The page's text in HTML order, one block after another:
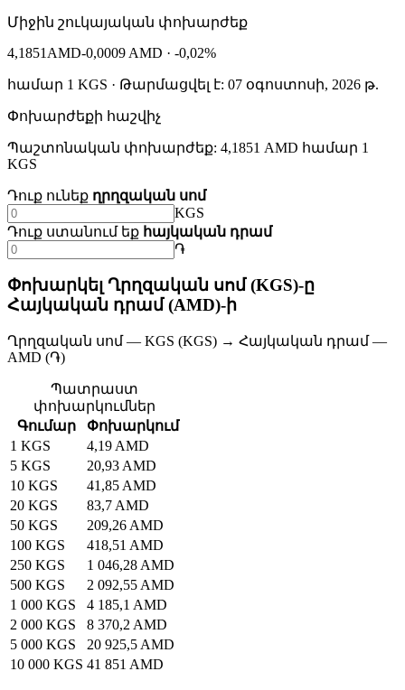
Միջին շուկայական փոխարժեք
4,1851 AMD-0,0009 AMD · -0,02%
համար 1 KGS · Թարմացվել է: 07 օգոստոսի, 2026 թ.
Փոխարժեքի հաշվիչ
Պաշտոնական փոխարժեք: 4,1851 AMD համար 1
KGS
Դուք ունեք ղրղզական սոմ
KGS
Դուք ստանում եք հայկական դրամ
֏
Փոխարկել Ղրղզական սոմ (KGS)-ը
Հայկական դրամ (AMD)-ի
Ղրղզական սոմ — KGS (KGS) → Հայկական դրամ —
AMD (֏)
Պատրաստ
փոխարկումներ
Գումար
Փոխարկում
1 KGS
4,19 AMD
5 KGS
20,93 AMD
10 KGS
41,85 AMD
20 KGS
83,7 AMD
50 KGS
209,26 AMD
100 KGS
418,51 AMD
250 KGS
1 046,28 AMD
500 KGS
2 092,55 AMD
1 000 KGS
4 185,1 AMD
2 000 KGS
8 370,2 AMD
5 000 KGS
20 925,5 AMD
10 000 KGS 41 851 AMD